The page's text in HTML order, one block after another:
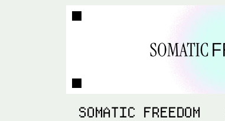
SOMATIC FREEDOM